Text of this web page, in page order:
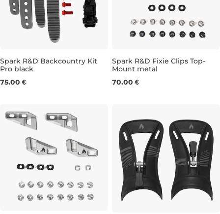
Spark R&D Backcountry Kit
Pro black
75.00 €
Spark R&D Fixie Clips Top-
Mount metal
70.00 €